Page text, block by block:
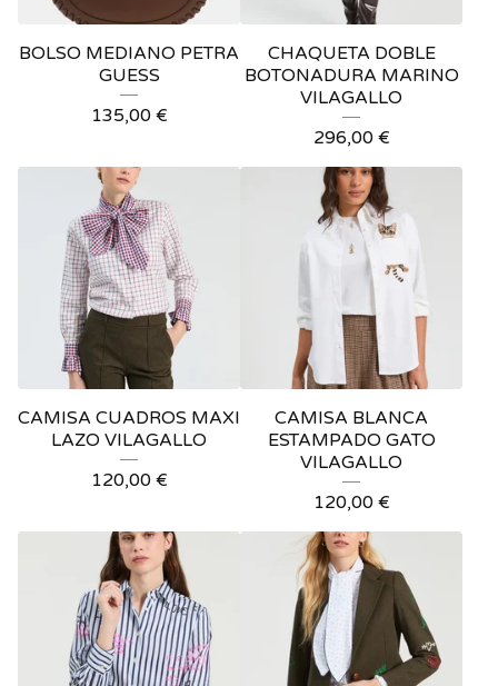
BOLSO MEDIANO PETRA
GUESS
135,00 €
CHAQUETA DOBLE
BOTONADURA MARINO
VILAGALLO
296,00 €
CAMISA CUADROS MAXI
LAZO VILAGALLO
120,00 €
CAMISA BLANCA
ESTAMPADO GATO
VILAGALLO
120,00 €